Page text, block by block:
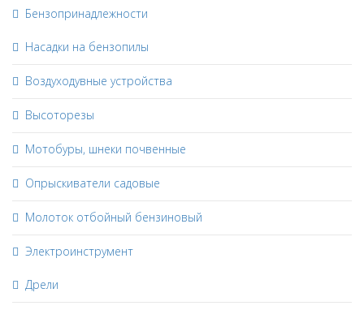
Бензопринадлежности
Насадки на бензопилы
Воздуходувные устройства
Высоторезы
Мотобуры, шнеки почвенные
Опрыскиватели садовые
Молоток отбойный бензиновый
Электроинструмент
Дрели